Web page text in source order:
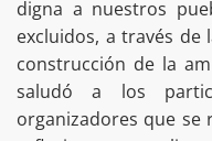
digna a nuestros
excluidos, a través de
construcción de la
saludó a los
organizadores que